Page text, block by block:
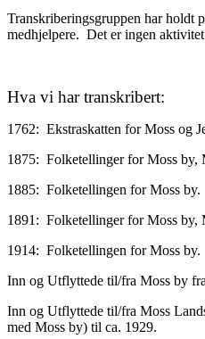
Transkriberingsgruppen har holdt
medhjelpere. Det er ingen
Hva vi har transkribert:
1762: Ekstraskatten for Moss og
1875: Folketellinger for Moss by,
1885: Folketellingen for Moss by.
1891: Folketellinger for Moss by,
1914: Folketellingen for Moss by.
Inn og Utflyttede til/fra Moss by
Inn og Utflyttede til/fra Moss
med Moss by) til ca. 1929.